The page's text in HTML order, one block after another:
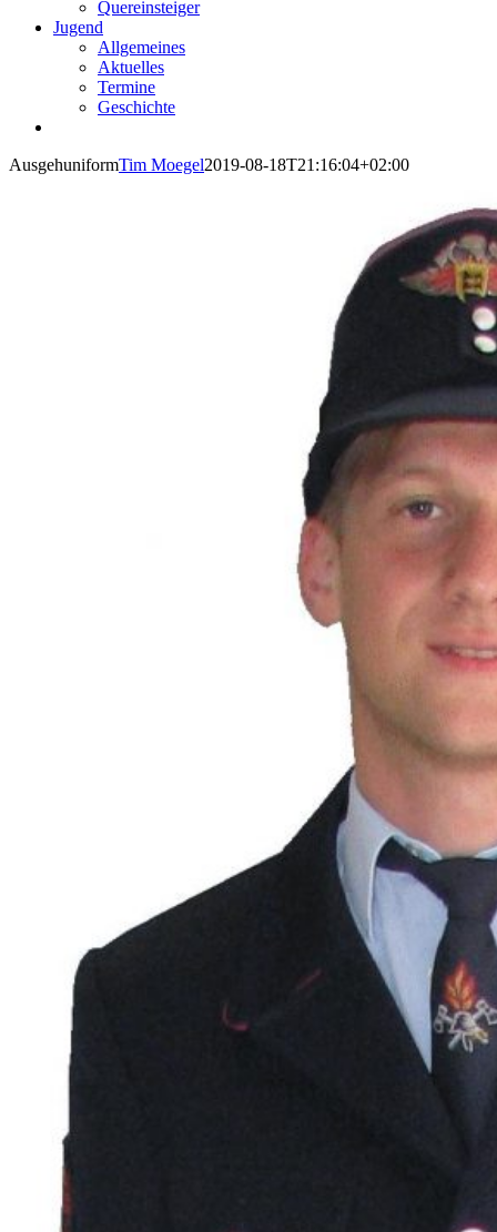
Quereinsteiger
Jugend
Allgemeines
Aktuelles
Termine
Geschichte
AusgehuniformTim Moegel2019-08-18T21:16:04+02:00